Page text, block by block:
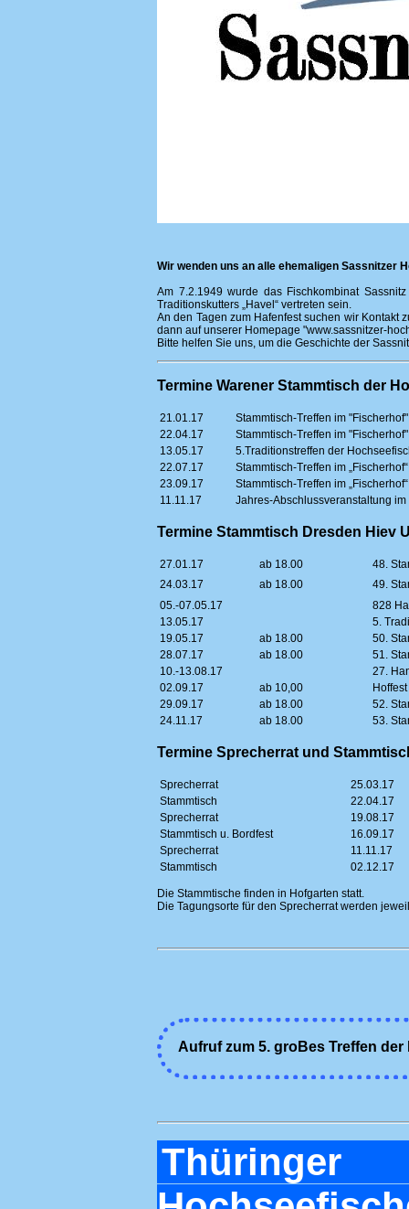
Wir wenden uns an alle ehemaligen Sassnitzer
Am 7.2.1949 wurde das Fischkombinat
Traditionskutters „Havel“ vertreten sein.
An den Tagen zum Hafenfest suchen wir Kontakt
dann auf unserer Homepage "www.sassnitzer-
Bitte helfen Sie uns, um die Geschichte der
Termine Warener Stammtisch der
21.01.17
Stammtisch-Treffen im "Fischerhof"
22.04.17
Stammtisch-Treffen im "Fischerhof"
13.05.17
5.Traditionstreffen der
22.07.17
Stammtisch-Treffen im „Fischerhof“
23.09.17
Stammtisch-Treffen im „Fischerhof“
11.11.17
Jahres-Abschlussveranstaltung im
Termine Stammtisch Dresden Hiev
27.01.17 ab 18.00
48.
24.03.17
ab 18.00
49.
05.-07.05.17
828
13.05.17
5.
19.05.17
ab 18.00
50.
28.07.17
ab 18.00
51.
10.-13.08.17
27.
02.09.17
ab 10,00
29.09.17
ab 18.00
52.
24.11.17
ab 18.00 53.
Termine Sprecherrat und
Sprecherrat
25.03.17
Stammtisch
22.04.17
Sprecherrat
19.08.17
Stammtisch u. Bordfest
16.09.17
Sprecherrat
11.11.17
Stammtisch
02.12.17
Die Stammtische finden in Hofgarten statt.
Die Tagungsorte für den Sprecherrat werden
Aufruf zum 5. groBes Treffen